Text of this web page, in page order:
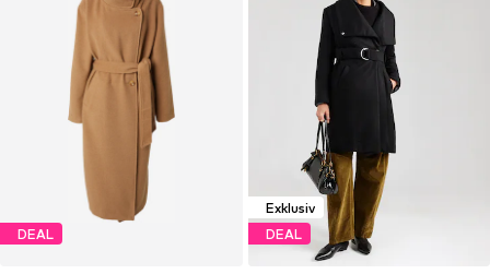
DEAL
Exklusiv
DEAL